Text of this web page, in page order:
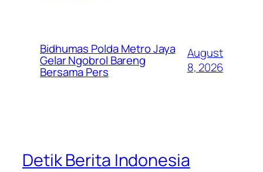
Bidhumas Polda Metro Jaya
Gelar Ngobrol Bareng
Bersama Pers
August
8, 2026
Detik Berita Indonesia